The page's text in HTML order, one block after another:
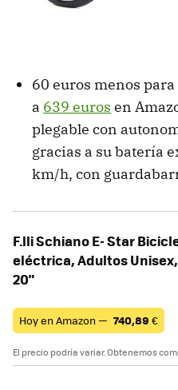
60 euros menos para
a 639 euros en
plegable con
gracias a su batería
km/h, con
F.lli Schiano E- Star
eléctrica, Adultos
20"
Hoy en Amazon — 740,89 €
El precio podría variar. Obtenemos